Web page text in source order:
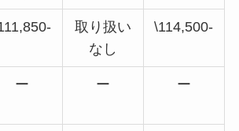
取り扱い
なし
\114,500-
ー ー ー